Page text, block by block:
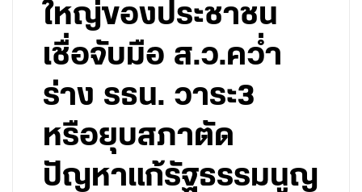
ใหญ่ของประชาชน
เชื่อจับมือ ส.ว.คว่ำ
ร่าง รธน. วาระ3
หรือยุบสภาตัด
ปัญหาแก้รัฐธรรมนูญ